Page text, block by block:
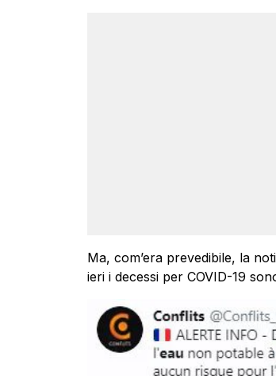
Ma, com’era prevedibile, la
ieri i decessi per COVID-19